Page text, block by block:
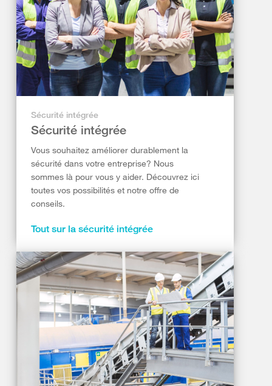
Sécurité intégrée
Sécurité intégrée
Vous souhaitez améliorer durablement la
sécurité dans votre entreprise? Nous
sommes là pour vous y aider. Découvrez ici
toutes vos possibilités et notre offre de
conseils.
Tout sur la sécurité intégrée